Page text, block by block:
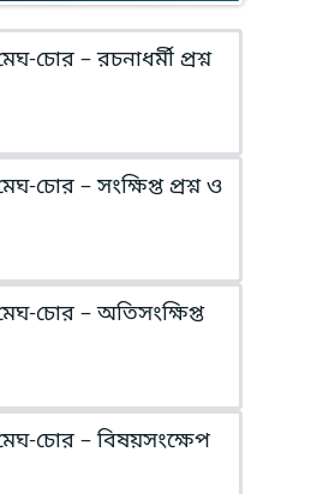
চোর – রচনাধর্মী প্রশ্ন
চোর – সংক্ষিপ্ত প্রশ্ন ও
চোর – অতিসংক্ষিপ্ত
মেঘ-চোর – বিষয়সংক্ষেপ